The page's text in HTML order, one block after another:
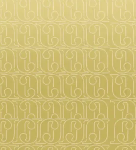
ساعت زنانه بالمن
322.4014.39.82